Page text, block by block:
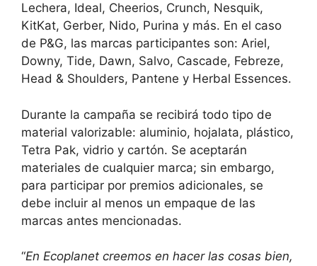
Lechera, Ideal, Cheerios, Crunch, Nesquik,
KitKat, Gerber, Nido, Purina y más. En el caso
de P&G, las marcas participantes son: Ariel,
Downy, Tide, Dawn, Salvo, Cascade, Febreze,
Head & Shoulders, Pantene y Herbal Essences.
Durante la campaña se recibirá todo tipo de
material valorizable: aluminio, hojalata, plástico,
Tetra Pak, vidrio y cartón. Se aceptarán
materiales de cualquier marca; sin embargo,
para participar por premios adicionales, se
debe incluir al menos un empaque de las
marcas antes mencionadas.
“En Ecoplanet creemos en hacer las cosas bien,